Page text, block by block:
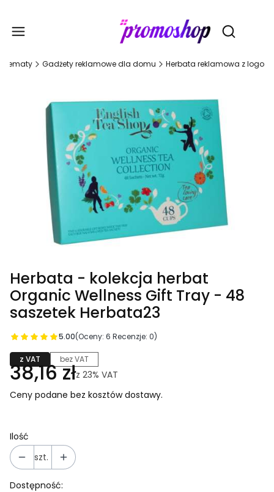
Otwórz
Tematy Gadżety reklamowe dla domu Herbata reklamowa z logo
Herbata - kolekcja herbat
Organic Wellness Gift Tray - 48
saszetek Herbata23
5.00(Oceny: 6 Recenzje: 0)
z VAT bez VAT
38,16 złz 23% VAT
Ceny podane bez kosztów dostawy.
Ilość
szt.
Dostępność: